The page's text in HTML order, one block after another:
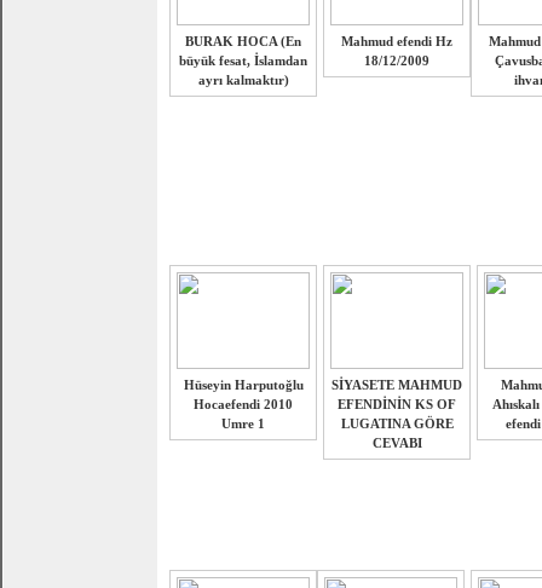
BURAK HOCA (En
büyük fesat, İslamdan
ayrı kalmaktır)
Mahmud efendi Hz
18/12/2009
Hüseyin Harputoğlu
Hocaefendi 2010
Umre 1
SİYASETE MAHMUD
EFENDİNİN KS OF
LUGATINA GÖRE
CEVABI